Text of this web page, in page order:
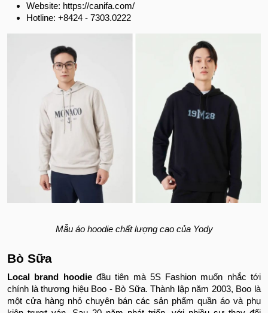
Website: https://canifa.com/
Hotline: +8424 - 7303.0222
Mẫu áo hoodie chất lượng cao của Yody
Bò Sữa
Local brand hoodieđầu tiên mà 5S Fashion muốn nhắc tới
chính là thương hiệu Boo - Bò Sữa. Thành lập năm 2003, Boo là
một cửa hàng nhỏ chuyên bán các sản phẩm quần áo và phụ